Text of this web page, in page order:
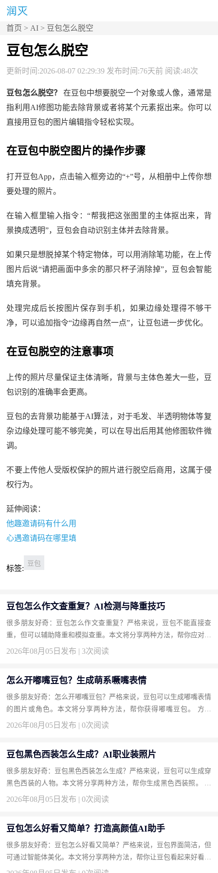
首页 > AI > 豆包怎么脱空
豆包怎么脱空
更新时间:2026-08-07 02:29:39 发布时间:76天前 阅读:48次
豆包怎么脱空？
在豆包中想要脱空一个对象或人像，通常是
指利用AI修图功能去除背景或者将某个元素抠出来。你可以
直接用豆包的图片编辑指令轻松实现。
在豆包中脱空图片的操作步骤
打开豆包App，点击输入框旁边的“+”号，从相册中上传你想
要处理的照片。
在输入框里输入指令：“帮我把这张图里的主体抠出来，背
景换成透明”，豆包会自动识别主体并去除背景。
如果只是想脱掉某个特定物体，可以用消除笔功能，在上传
图片后说“请把画面中多余的那只杯子消除掉”，豆包会智能
填充背景。
处理完成后长按图片保存到手机，如果边缘处理得不够干
净，可以追加指令“边缘再自然一点”，让豆包进一步优化。
在豆包脱空的注意事项
上传的照片尽量保证主体清晰，背景与主体色差大一些，豆
包识别的准确率会更高。
豆包的去背景功能基于AI算法，对于毛发、半透明物体等复
杂边缘处理可能不够完美，可以在导出后用其他修图软件微
调。
不要上传他人受版权保护的照片进行脱空后商用，这属于侵
权行为。
延伸阅读：
他趣邀请码有什么用
心遇邀请码在哪里填
标签:
豆包
豆包怎么作文查重复？AI检测与降重技巧
很多朋友好奇：豆包怎么作文查重复？严格来说，豆包不能直接查
重，但可以辅助降重和模拟查重。本文将分享两种方法，帮你应对作
文查重。 方法一：让豆包改写降重并估计重复率（推荐） AI润色
2026年08月05日发布 | 3次阅读
怎么开嘟嘴豆包？生成萌系噘嘴表情
很多朋友好奇：怎么开嘟嘴豆包？严格来说，豆包可以生成嘟嘴表情
的图片或角色。本文将分享两种方法，帮你获得嘟嘴豆包。 方法
一：用文生图生成嘟嘴豆包形象（推荐） 直接绘画。 操作步骤 输
2026年08月05日发布 | 0次阅读
豆包黑色西装怎么生成？AI职业装照片
很多朋友好奇：豆包黑色西装怎么生成？严格来说，豆包可以生成穿
黑色西装的人物。本文将分享两种方法，帮你生成黑色西装照。 方
2026年08月05日发布 | 0次阅读
豆包怎么好看又简单？打造高颜值AI助手
很多朋友好奇：豆包怎么好看又简单？严格来说，豆包界面简洁，但
可通过智能体美化。本文将分享两种方法，帮你让豆包看起来好看又
好用。 方法一：创建或使用高颜值智能体（推荐） 定制头像和背...